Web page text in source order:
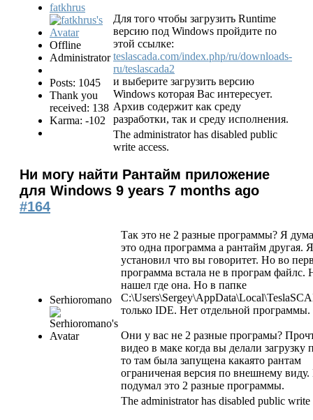
fatkhrus
Offline
Administrator
Posts: 1045
Thank you
received: 138
Karma: -102
Для того чтобы загрузить Runtime
версию под Windows пройдите по
этой ссылке:
teslascada.com/index.php/ru/downloads-
ru/teslascada2
и выберите загрузить версию
Windows которая Вас интересует.
Архив содержит как среду
разработки, так и среду исполнения.
The administrator has disabled public
write access.
Ни могу найти Рантайм приложение
для Windows 9 years 7 months ago
#164
Serhioromano
Так это не 2 разные программы? Я
это одна программа а рантайм другая.
установил что вы говоритет. Но во
программа встала не в програм файлс.
нашел где она. Но в папке
только IDE. Нет отдельной программы.
Они у вас не 2 разные програмы?
видео в маке когда вы делали загрузку
то там была запущена какаято рантам
ограниченая версия по внешнему
подумал это 2 разные программы.
The administrator has disabled public write